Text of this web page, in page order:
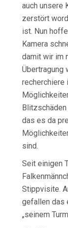
auch unsere
zerstört
ist. Nun
Kamera
damit wir im
Übertragung
recherchiere
das es da
sind.
Seit einigen
Stippvisite.
gefallen das
„seinem